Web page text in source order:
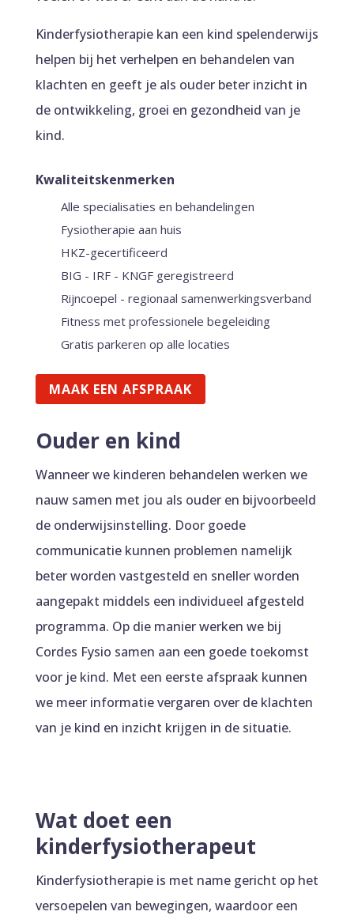
Kinderfysiotherapie kan een kind spelenderwijs
helpen bij het verhelpen en behandelen van
klachten en geeft je als ouder beter inzicht in
de ontwikkeling, groei en gezondheid van je
kind.
Kwaliteitskenmerken
Alle specialisaties en behandelingen
Fysiotherapie aan huis
HKZ-gecertificeerd
BIG - IRF - KNGF geregistreerd
Rijncoepel - regionaal samenwerkingsverband
Fitness met professionele begeleiding
Gratis parkeren op alle locaties
MAAK EEN AFSPRAAK
Ouder en kind
Wanneer we kinderen behandelen werken we
nauw samen met jou als ouder en bijvoorbeeld
de onderwijsinstelling. Door goede
communicatie kunnen problemen namelijk
beter worden vastgesteld en sneller worden
aangepakt middels een individueel afgesteld
programma. Op die manier werken we bij
Cordes Fysio samen aan een goede toekomst
voor je kind. Met een eerste afspraak kunnen
we meer informatie vergaren over de klachten
van je kind en inzicht krijgen in de situatie.
Wat doet een
kinderfysiotherapeut
Kinderfysiotherapie is met name gericht op het
versoepelen van bewegingen, waardoor een